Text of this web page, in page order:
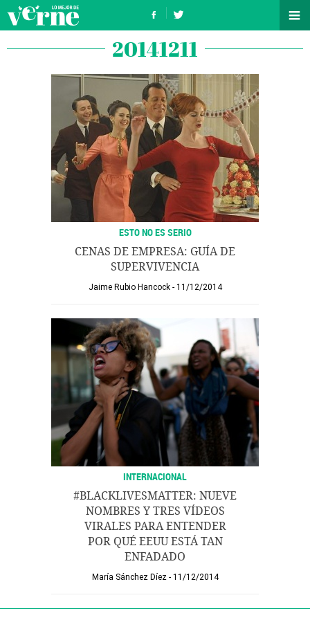
20141211
ESTO NO ES SERIO
CENAS DE EMPRESA: GUÍA DE
SUPERVIVENCIA
Jaime Rubio Hancock 11/12/2014
INTERNACIONAL
#BLACKLIVESMATTER: NUEVE
NOMBRES Y TRES VÍDEOS
VIRALES PARA ENTENDER
POR QUÉ EEUU ESTÁ TAN
ENFADADO
María Sánchez Díez 11/12/2014